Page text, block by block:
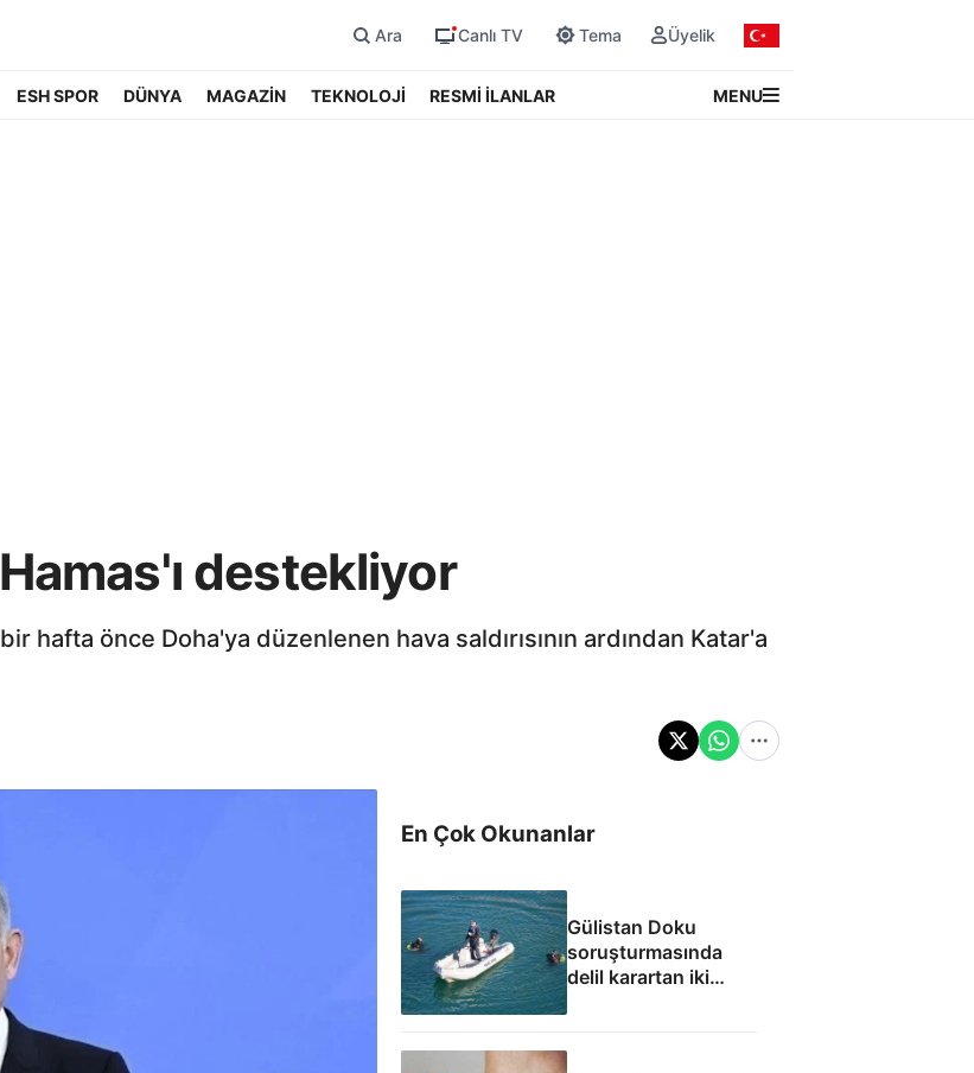
Ara Canlı TV Tema Üyelik
ESH SPOR DÜNYA MAGAZİN TEKNOLOJİ RESMİ İLANLAR MENU
destekliyor
hafta önce Doha'ya düzenlenen hava saldırısının ardından Katar'a
En Çok Okunanlar
Gülistan Doku
soruşturmasında
delil karartan iki